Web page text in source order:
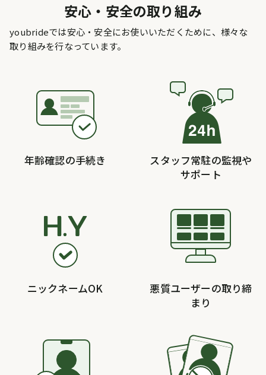
安心・安全の取り組み
youbrideでは安心・安全にお使いいただくために、様々な
取り組みを行なっています。
年齢確認の手続き
スタッフ常駐の監視や
サポート
ニックネームOK
悪質ユーザーの取り締
まり